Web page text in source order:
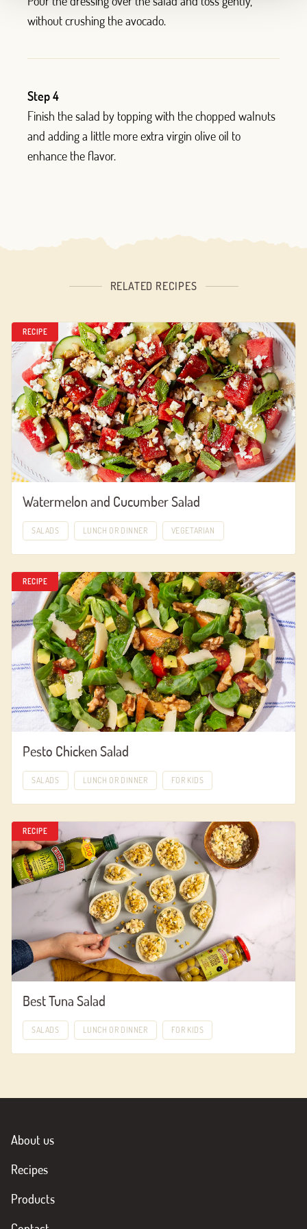
without crushing the avocado.
Step 4
Finish the salad by topping with the chopped walnuts
and adding a little more extra virgin olive oil to
enhance the flavor.
RELATED RECIPES
RECIPE
Watermelon and Cucumber Salad
SALADS LUNCH OR DINNER VEGETARIAN
RECIPE
Pesto Chicken Salad
SALADS LUNCH OR DINNER FOR KIDS
RECIPE
Best Tuna Salad
SALADS LUNCH OR DINNER FOR KIDS
About us
Recipes
Products